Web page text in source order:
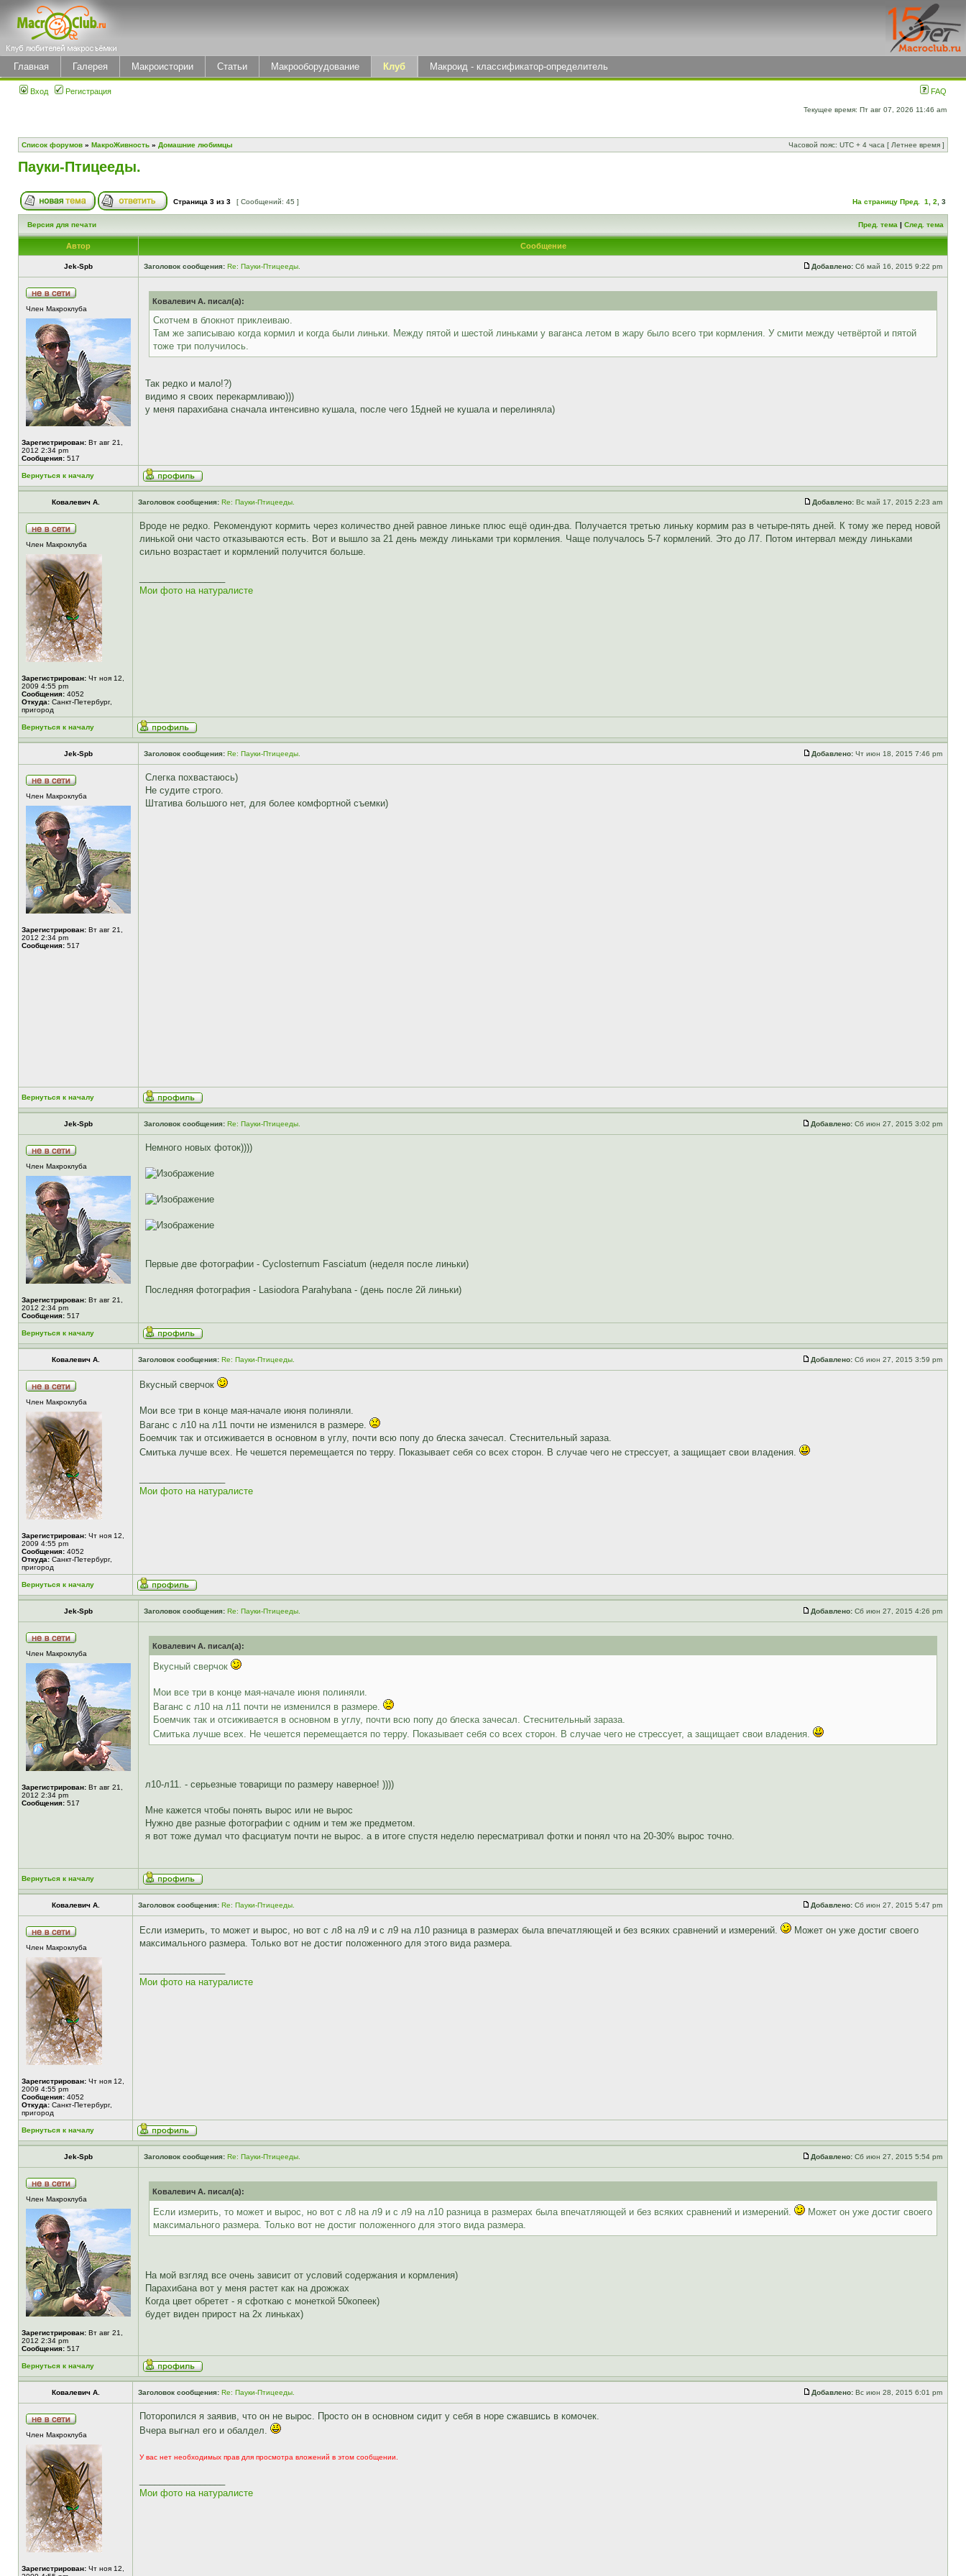
Главная Галерея Макроистории Статьи Макрооборудование Клуб Макроид - классификатор-определитель
Вход Регистрация FAQ
Текущее время: Пт авг 07, 2026 11:46 am
Список форумов » МакроЖивность » Домашние любимцы Часовой пояс: UTC + 4 часа [ Летнее время ]
Пауки-Птицееды.
Страница 3 из 3 [ Сообщений: 45 ] На страницу Пред. 1 2 3
Версия для печати Пред. тема | След. тема
Автор Сообщение
Jek-Spb Заголовок сообщения: Re: Пауки-Птицееды. Добавлено: Сб май 16, 2015 9:22 pm
Член Макроклуба
Зарегистрирован: Вт авг 21,
2012 2:34 pm
Сообщения: 517
Ковалевич А. писал(а):
Скотчем в блокнот приклеиваю.
Там же записываю когда кормил и когда были линьки. Между пятой и шестой линьками у ваганса летом в жару было всего три кормления. У смити между четвёртой и пятой
тоже три получилось.
Так редко и мало!?)
видимо я своих перекармливаю)))
у меня парахибана сначала интенсивно кушала, после чего 15дней не кушала и перелиняла)
Вернуться к началу
Ковалевич А. Заголовок сообщения: Re: Пауки-Птицееды. Добавлено: Вс май 17, 2015 2:23 am
Член Макроклуба
Зарегистрирован: Чт ноя 12,
2009 4:55 pm
Сообщения: 4052
Откуда: Санкт-Петербург,
пригород
Вроде не редко. Рекомендуют кормить через количество дней равное линьке плюс ещё один-два. Получается третью линьку кормим раз в четыре-пять дней. К тому же перед новой
линькой они часто отказываются есть. Вот и вышло за 21 день между линьками три кормления. Чаще получалось 5-7 кормлений. Это до Л7. Потом интервал между линьками
сильно возрастает и кормлений получится больше.
Мои фото на натуралисте
Вернуться к началу
Jek-Spb Заголовок сообщения: Re: Пауки-Птицееды. Добавлено: Чт июн 18, 2015 7:46 pm
Член Макроклуба
Зарегистрирован: Вт авг 21,
2012 2:34 pm
Сообщения: 517
Слегка похвастаюсь)
Не судите строго.
Штатива большого нет, для более комфортной съемки)
Вернуться к началу
Jek-Spb Заголовок сообщения: Re: Пауки-Птицееды. Добавлено: Сб июн 27, 2015 3:02 pm
Член Макроклуба
Зарегистрирован: Вт авг 21,
2012 2:34 pm
Сообщения: 517
Немного новых фоток))))
Первые две фотографии - Cyclosternum Fasciatum (неделя после линьки)
Последняя фотография - Lasiodora Parahybana - (день после 2й линьки)
Вернуться к началу
Ковалевич А. Заголовок сообщения: Re: Пауки-Птицееды. Добавлено: Сб июн 27, 2015 3:59 pm
Член Макроклуба
Зарегистрирован: Чт ноя 12,
2009 4:55 pm
Сообщения: 4052
Откуда: Санкт-Петербург,
пригород
Вкусный сверчок
Мои все три в конце мая-начале июня полиняли.
Ваганс с л10 на л11 почти не изменился в размере.
Боемчик так и отсиживается в основном в углу, почти всю попу до блеска зачесал. Стеснительный зараза.
Смитька лучше всех. Не чешется перемещается по терру. Показывает себя со всех сторон. В случае чего не стрессует, а защищает свои владения.
Мои фото на натуралисте
Вернуться к началу
Jek-Spb Заголовок сообщения: Re: Пауки-Птицееды. Добавлено: Сб июн 27, 2015 4:26 pm
Член Макроклуба
Зарегистрирован: Вт авг 21,
2012 2:34 pm
Сообщения: 517
Ковалевич А. писал(а):
Вкусный сверчок
Мои все три в конце мая-начале июня полиняли.
Ваганс с л10 на л11 почти не изменился в размере.
Боемчик так и отсиживается в основном в углу, почти всю попу до блеска зачесал. Стеснительный зараза.
Смитька лучше всех. Не чешется перемещается по терру. Показывает себя со всех сторон. В случае чего не стрессует, а защищает свои владения.
л10-л11. - серьезные товарищи по размеру наверное! ))))
Мне кажется чтобы понять вырос или не вырос
Нужно две разные фотографии с одним и тем же предметом.
я вот тоже думал что фасциатум почти не вырос. а в итоге спустя неделю пересматривал фотки и понял что на 20-30% вырос точно.
Вернуться к началу
Ковалевич А. Заголовок сообщения: Re: Пауки-Птицееды. Добавлено: Сб июн 27, 2015 5:47 pm
Член Макроклуба
Зарегистрирован: Чт ноя 12,
2009 4:55 pm
Сообщения: 4052
Откуда: Санкт-Петербург,
пригород
Если измерить, то может и вырос, но вот с л8 на л9 и с л9 на л10 разница в размерах была впечатляющей и без всяких сравнений и измерений.
Может он уже достиг своего
максимального размера. Только вот не достиг положенного для этого вида размера.
Мои фото на натуралисте
Вернуться к началу
Jek-Spb Заголовок сообщения: Re: Пауки-Птицееды. Добавлено: Сб июн 27, 2015 5:54 pm
Член Макроклуба
Зарегистрирован: Вт авг 21,
2012 2:34 pm
Сообщения: 517
Ковалевич А. писал(а):
Если измерить, то может и вырос, но вот с л8 на л9 и с л9 на л10 разница в размерах была впечатляющей и без всяких сравнений и измерений.
Может он уже достиг своего
максимального размера. Только вот не достиг положенного для этого вида размера.
На мой взгляд все очень зависит от условий содержания и кормления)
Парахибана вот у меня растет как на дрожжах
Когда цвет обретет - я сфоткаю с монеткой 50копеек)
будет виден прирост на 2х линьках)
Вернуться к началу
Ковалевич А. Заголовок сообщения: Re: Пауки-Птицееды. Добавлено: Вс июн 28, 2015 6:01 pm
Член Макроклуба
Зарегистрирован: Чт ноя 12,
Поторопился я заявив, что он не вырос. Просто он в основном сидит у себя в норе сжавшись в комочек.
Вчера выгнал его и обалдел.
У вас нет необходимых прав для просмотра вложений в этом сообщении.
Мои фото на натуралисте